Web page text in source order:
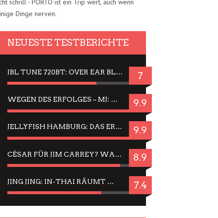
schrill - PORTO ist ein Trip wert, auch wenn
Dinge nerven.
NEUESTE TESTBERICHTE
JBL TUNE 720BT: OVER EAR BLUETOOTH KOPFHÖRER UM DIE 50,-€ IM DAUER-TEST 7
WEGEN DES ERFOLGES – MJ: MICHAEL JACKSON MUSICAL IN EINER MATINEE SEHEN 9.9
JELLYFISH HAMBURG: DAS ERFOLGREICHE SOMMER-MENÜ 2025 IN GEFÜHLEN UND BILDERN 9.9
CÉSAR FÜR JIM CARREY? WARUM DAS EINER DER NERVIGSTEN ACTORS IST UND BLEIBT 8.9
JING JING: IN-THAI RÄUMT WIEDER TITEL AB – EIN ZWEI-STUNDEN-ERLEBNISBERICHT 7.4